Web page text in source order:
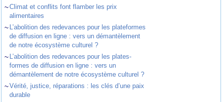
~Climat et conflits font flamber les prix
alimentaires
~ L’abolition des redevances pour les plateformes
de diffusion en ligne : vers un démantèlement
de notre écosystème culturel ?
~ L’abolition des redevances pour les plates-
formes de diffusion en ligne : vers un
démantèlement de notre écosystème culturel ?
~Vérité, justice, réparations : les clés d’une paix
durable